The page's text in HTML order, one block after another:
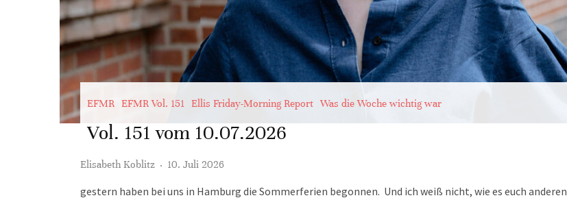
EFMR EFMR Vol. 151 Ellis Friday-Morning Report Was die Woche wichtig war
Vol. 151 vom 10.07.2026
Elisabeth Koblitz · 10. Juli 2026
gestern haben bei uns in Hamburg die Sommerferien begonnen. Und ich weiß nicht, wie es euch anderen